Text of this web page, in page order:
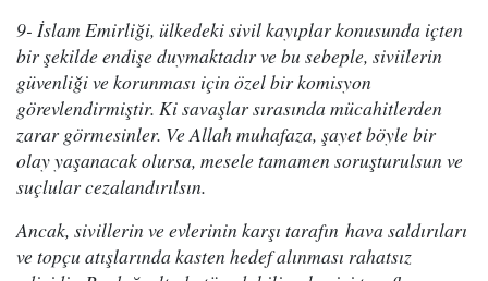
9- İslam Emirliği, ülkedeki sivil kayıplar konusunda içten
bir şekilde endişe duymaktadır ve bu sebeple, siviilerin
güvenliği ve korunması için özel bir komisyon
görevlendirmiştir. Ki savaşlar sırasında mücahitlerden
zarar görmesinler. Ve Allah muhafaza, şayet böyle bir
olay yaşanacak olursa, mesele tamamen soruşturulsun ve
suçlular cezalandırılsın.
Ancak, sivillerin ve evlerinin karşı tarafın hava saldırıları
ve topçu atışlarında kasten hedef alınması rahatsız